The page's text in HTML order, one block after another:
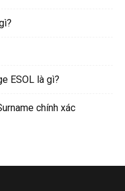
ESOL là gì?
chính xác